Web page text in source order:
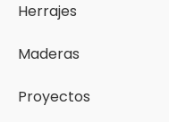
Herrajes
Maderas
Proyectos